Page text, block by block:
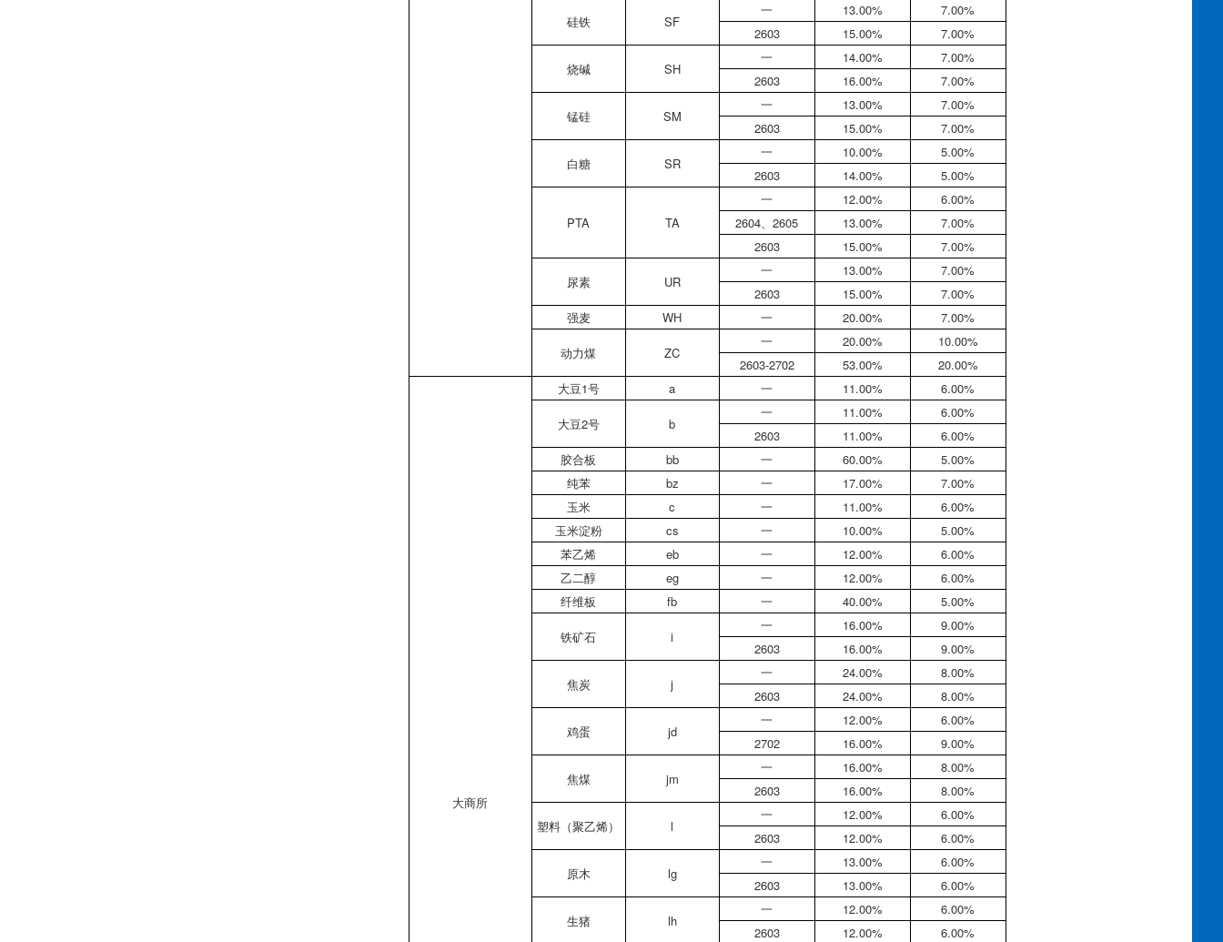
硅铁 SF
一 13.00%
7.00%
2603
15.00% 7.00%
烧碱 SH
一 14.00%
7.00%
2603
16.00% 7.00%
锰硅 SM
一 13.00%
7.00%
2603
15.00% 7.00%
白糖 SR
一 10.00%
5.00%
2603
14.00% 5.00%
PTA TA
一 12.00%
6.00%
2604、 2605 13.00%
7.00%
2603
15.00% 7.00%
尿素 UR
一 13.00%
7.00%
2603
15.00%
7.00%
强麦
WH 一 20.00% 7.00%
动力煤 ZC
一 20.00%
10.00%
2603-2702
53.00% 20.00%
大商所
大豆1号 a 一 11.00% 6.00%
大豆2号 b
一 11.00%
6.00%
2603
11.00%
6.00%
胶合板
bb 一 60.00%
5.00%
纯苯
bz 一 17.00%
7.00%
玉米
c 一 11.00%
6.00%
玉米淀粉
cs 一 10.00%
5.00%
苯乙烯
eb 一 12.00%
6.00%
乙二醇
eg 一 12.00%
6.00%
纤维板
fb 一 40.00% 5.00%
铁矿石 i
一 16.00%
9.00%
2603
16.00% 9.00%
焦炭 j
一 24.00%
8.00%
2603
24.00% 8.00%
鸡蛋 jd
一 12.00%
6.00%
2702
16.00% 9.00%
焦煤 jm
一 16.00%
8.00%
2603
16.00% 8.00%
塑料（聚乙烯） l
一 12.00%
6.00%
2603
12.00% 6.00%
原木 lg
一 13.00%
6.00%
2603
13.00% 6.00%
生猪 lh
一 12.00%
6.00%
2603
12.00% 6.00%